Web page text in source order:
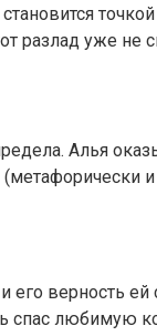
разлад уже не
Алья
верность
любимую